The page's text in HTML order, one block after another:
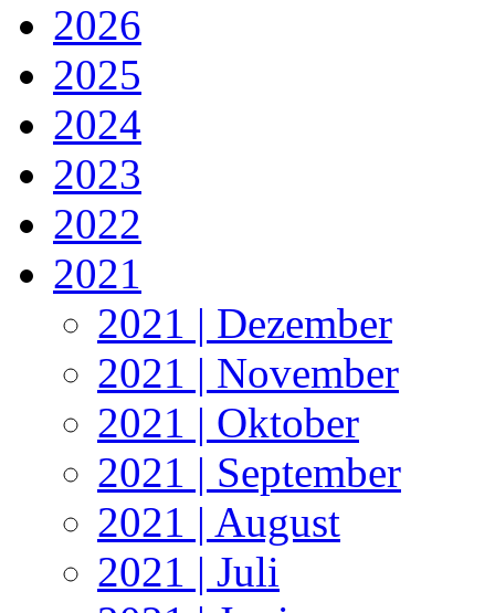
2026
2025
2024
2023
2022
2021
2021 | Dezember
2021 | November
2021 | Oktober
2021 | September
2021 | August
2021 | Juli